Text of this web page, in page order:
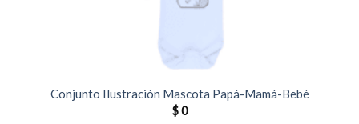
Conjunto Ilustración Mascota Papá-Mamá-Bebé
$0